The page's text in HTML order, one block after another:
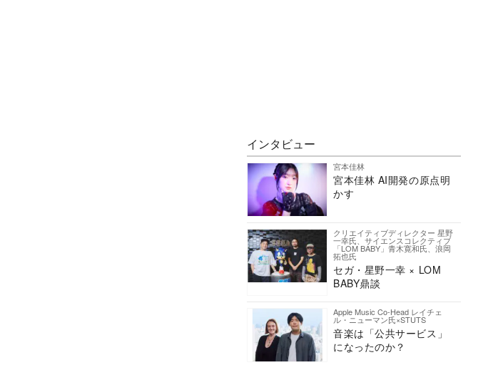
インタビュー
宮本佳林
宮本佳林 AI開発の原点明
かす
クリエイティブディレクター 星野
一幸氏、サイエンスコレクティブ
「LOM BABY」青木寛和氏、浪岡
拓也氏
セガ・星野一幸 × LOM
BABY鼎談
Apple Music Co-Head レイチェ
ル・ニューマン氏×STUTS
音楽は「公共サービス」
になったのか？